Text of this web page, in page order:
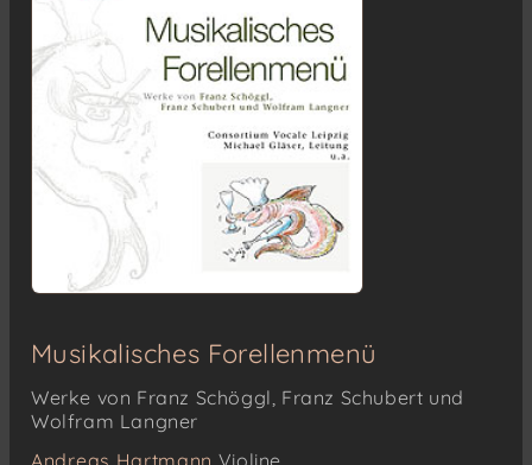
Musikalisches Forellenmenü
Werke von Franz Schöggl, Franz Schubert und
Wolfram Langner